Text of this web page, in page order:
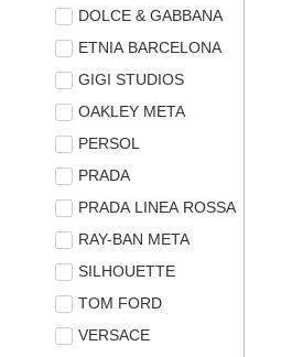
DOLCE & GABBANA
ETNIA BARCELONA
GIGI STUDIOS
OAKLEY META
PERSOL
PRADA
PRADA LINEA ROSSA
RAY-BAN META
SILHOUETTE
TOM FORD
VERSACE